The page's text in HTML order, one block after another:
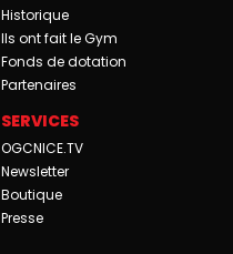
Historique
Ils ont fait le Gym
Fonds de dotation
Partenaires
SERVICES
OGCNICE.TV
Newsletter
Boutique
Presse